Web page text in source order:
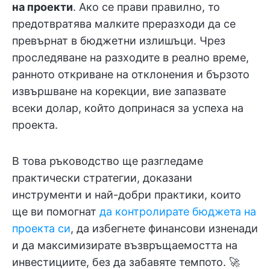
на проекти. Ако се прави правилно, то
предотвратява малките преразходи да се
превърнат в бюджетни излишъци. Чрез
проследяване на разходите в реално време,
ранното откриване на отклонения и бързото
извършване на корекции, вие запазвате
всеки долар, който допринася за успеха на
проекта.
В това ръководство ще разгледаме
практически стратегии, доказани
инструменти и най-добри практики, които
ще ви помогнат да контролирате бюджета на
проекта си, да избегнете финансови изненади
и да максимизирате възвръщаемостта на
инвестициите, без да забавяте темпото. 🚀